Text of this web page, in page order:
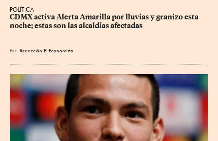
POLÍTICA
CDMX activa Alerta Amarilla por lluvias y granizo esta
noche; estas son las alcaldías afectadas
Por Redacción El Economista